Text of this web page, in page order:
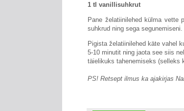
1 tl vanillisuhkrut
Pane želatiinilehed külma vette
suhkrud ning sega segunemiseni.
Pigista želatiinilehed käte vahel
5-10 minutit ning jaota see siis
täielikuks tahenemiseks (selleks
PS! Retsept ilmus ka ajakirjas